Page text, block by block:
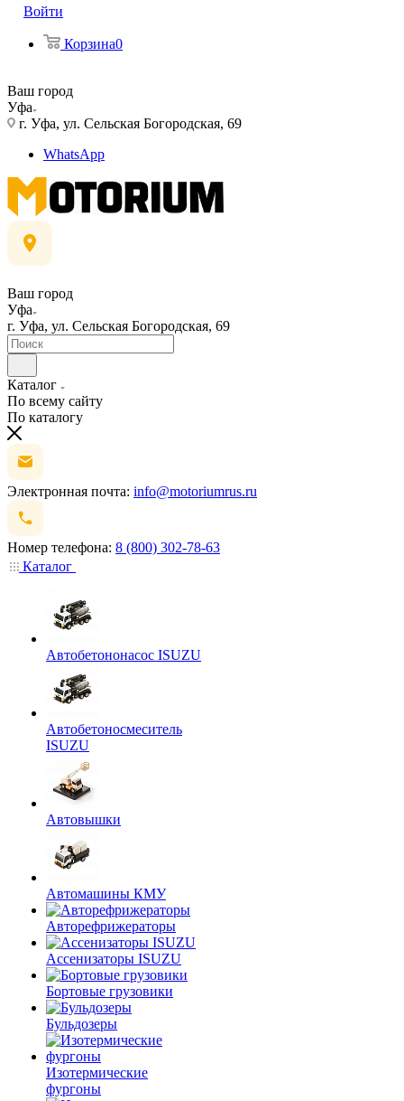
Войти
Корзина0
Ваш город
Уфа
г. Уфа, ул. Сельская Богородская, 69
WhatsApp
Ваш город
Уфа
г. Уфа, ул. Сельская Богородская, 69
Каталог
По всему сайту
По каталогу
Электронная почта: info@motoriumrus.ru
Номер телефона: 8 (800) 302-78-63
Каталог
Автобетононасос ISUZU
Автобетоносмеситель
ISUZU
Автовышки
Автомашины КМУ
Авторефрижераторы
Ассенизаторы ISUZU
Бортовые грузовики
Бульдозеры
Изотермические
фургоны